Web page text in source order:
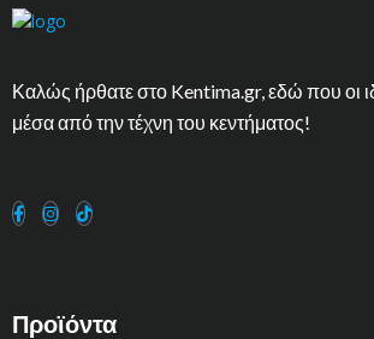
Καλώς ήρθατε στο Kentima.gr, εδώ που οι
μέσα από την τέχνη του κεντήματος!
Προϊόντα